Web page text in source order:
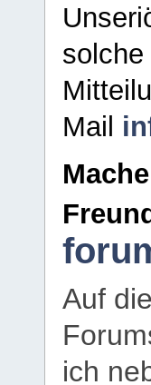
Mail
Auf
ich